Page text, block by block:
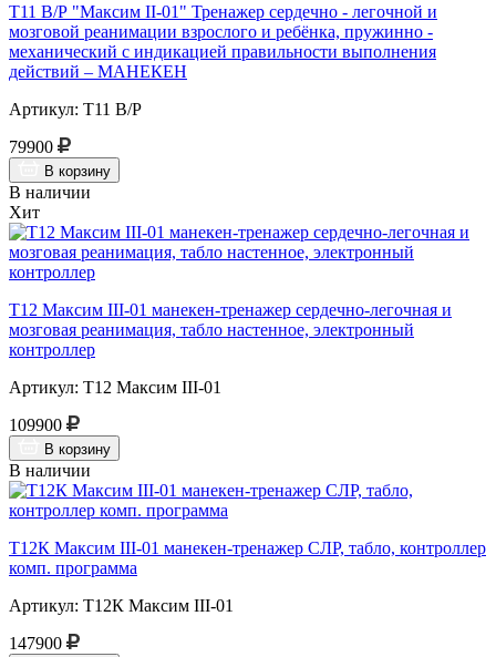
Т11 В/Р "Максим II-01" Тренажер сердечно - легочной и
мозговой реанимации взрослого и ребёнка, пружинно -
механический с индикацией правильности выполнения
действий – МАНЕКЕН
Артикул: Т11 В/Р
79900
В корзину
В наличии
Хит
Т12 Максим III-01 манекен-тренажер сердечно-легочная и
мозговая реанимация, табло настенное, электронный
контроллер
Артикул: Т12 Максим III-01
109900
В корзину
В наличии
Т12К Максим III-01 манекен-тренажер СЛР, табло, контроллер
комп. программа
Артикул: Т12К Максим III-01
147900